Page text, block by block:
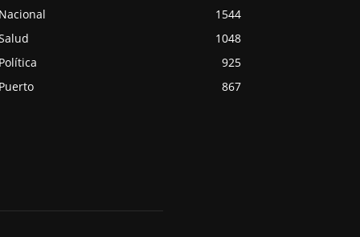
Nacional
1544
1048
Política
925
Puerto
867